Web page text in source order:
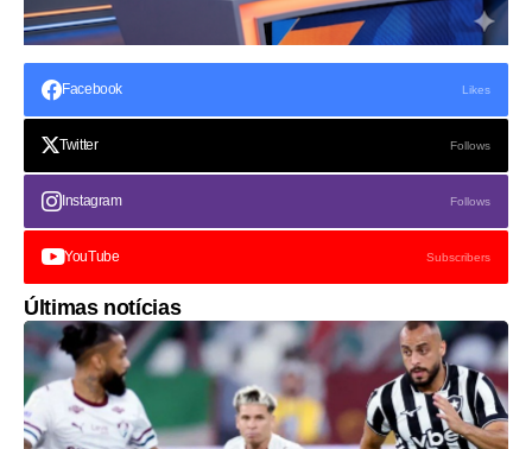
Facebook Likes
Twitter Follows
Instagram Follows
YouTube Subscribers
Últimas notícias